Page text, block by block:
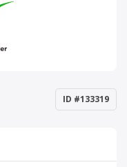
ID #133319